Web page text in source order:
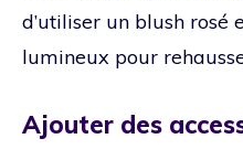
d’utiliser un blush rosé
lumineux pour
Ajouter des